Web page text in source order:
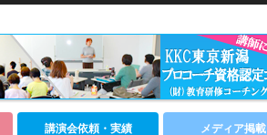
講演会依頼・実績 メディア掲載